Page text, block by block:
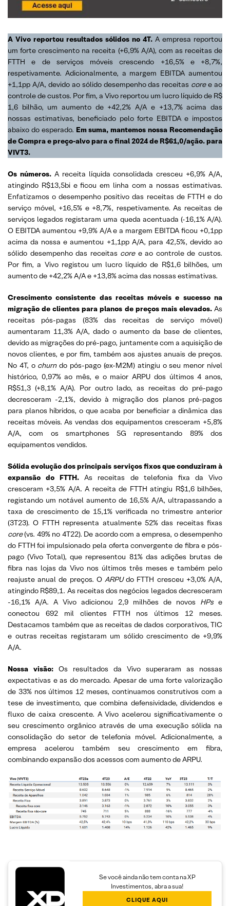
A Vivo reportou resultados sólidos no 4T. A empresa reportou
um forte crescimento na receita (+6,9% A/A), com as receitas de
FTTH e de serviços móveis crescendo +16,5% e +8,7%,
respetivamente. Adicionalmente, a margem EBITDA aumentou
+1,1pp A/A, devido ao sólido desempenho das receitas coree ao
controle de custos. Por fim, a Vivo reportou um lucro líquido de R$
1,6 bilhão, um aumento de +42,2% A/A e +13,7% acima das
nossas estimativas, beneficiado pelo forte EBITDA e impostos
abaixo do esperado. Em suma, mantemos nossa Recomendação
de Compra e preço-alvo para o final 2024 de R$61,0/ação. para
VIVT3.
Os números.A receita líquida consolidada cresceu +6,9% A/A,
atingindo R$13,5bi e ficou em linha com a nossas estimativas.
Enfatizamos o desempenho positivo das receitas de FTTH e do
serviço móvel, +16,5% e +8,7%, respetivamente. As receitas de
serviços legados registaram uma queda acentuada (-16,1% A/A).
O EBITDA aumentou +9,9% A/A e a margem EBITDA ficou +0,1pp
acima da nossa e aumentou +1,1pp A/A, para 42,5%, devido ao
sólido desempenho das receitas core e ao controle de custos.
Por fim, a Vivo registou um lucro líquido de R$1,6 bilhões, um
aumento de +42,2% A/A e +13,8% acima das nossas estimativas.
Crescimento consistente das receitas móveis e sucesso na
migração de clientes para planos de preços mais elevados. As
receitas pós-pagas (83% das receitas de serviço móvel)
aumentaram 11,3% A/A, dado o aumento da base de clientes,
devido as migrações do pré-pago, juntamente com a aquisição de
novos clientes, e por fim, também aos ajustes anuais de preços.
No 4T, o churndo pós-pago (ex-M2M) atingiu o seu menor nível
histórico, 0,97% ao mês, e o maior ARPU dos últimos 4 anos,
R$51,3 (+8,1% A/A). Por outro lado, as receitas do pré-pago
decresceram -2,1%, devido à migração dos planos pré-pagos
para planos híbridos, o que acaba por beneficiar a dinâmica das
receitas móveis. As vendas dos equipamentos cresceram +5,8%
A/A, com os smartphones 5G representando 89% dos
equipamentos vendidos.
Sólida evolução dos principais serviços fixos que conduziram à
expansão do FTTH. As receitas de telefonia fixa da Vivo
cresceram +3,5% A/A. A receita de FTTH atingiu R$1,6 bilhões,
registando um notável aumento de 16,5% A/A, ultrapassando a
taxa de crescimento de 15,1% verificada no trimestre anterior
(3T23). O FTTH representa atualmente 52% das receitas fixas
core(vs. 49% no 4T22). De acordo com a empresa, o desempenho
do FTTH foi impulsionado pela oferta convergente de fibra e pós-
pago (Vivo Total), que representou 81% das adições brutas de
fibra nas lojas da Vivo nos últimos três meses e também pelo
reajuste anual de preços. O ARPUdo FTTH cresceu +3,0% A/A,
atingindo R$89,1. As receitas dos negócios legados decresceram
-16,1% A/A. A Vivo adicionou 2,9 milhões de novos HPse
conectou 692 mil clientes FTTH nos últimos 12 meses.
Destacamos também que as receitas de dados corporativos, TIC
e outras receitas registaram um sólido crescimento de +9,9%
A/A.
Nossa visão: Os resultados da Vivo superaram as nossas
expectativas e as do mercado. Apesar de uma forte valorização
de 33% nos últimos 12 meses, continuamos construtivos com a
tese de investimento, que combina defensividade, dividendos e
fluxo de caixa crescente. A Vivo acelerou significativamente o
seu crescimento orgânico através de uma execução sólida na
consolidação do setor de telefonia móvel. Adicionalmente, a
empresa acelerou também seu crescimento em fibra,
combinando expansão dos acessos com aumento de ARPU.
Se você ainda não tem conta na XP
Investimentos, abra a sua!
CLIQUE AQUI